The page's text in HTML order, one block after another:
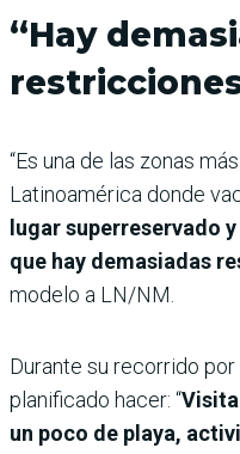
“Hay
“Es una de las zonas
Latinoamérica donde
lugar superreservado
que hay demasiadas
modelo a LN/NM.
Durante su recorrido
planificado hacer: “
un poco de playa,